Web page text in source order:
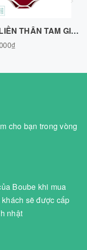
BỘ LIỀN THÂN TAM GIÁC, BODY CHIP POLO MÀU ĐỎ ĐÔ, VẢI SỢI TRE BAMBOO BL351125RED
cho bạn trong vòng
Boube khi mua
sẽ được cấp
nhật